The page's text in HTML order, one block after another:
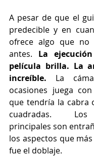
A pesar de que el
predecible y en
ofrece algo que no
antes. La
película brilla. La
increíble. La
ocasiones juega
que tendría la cabra
cuadradas.
principales son
los aspectos que
fue el doblaje.